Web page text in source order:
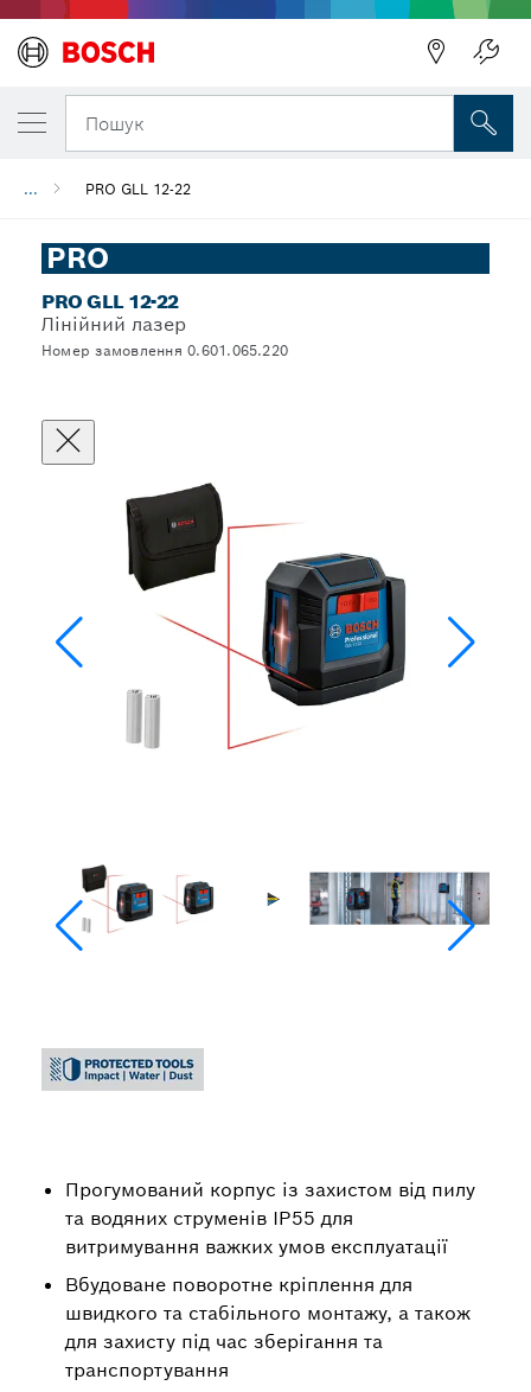
Пошук
... PRO GLL 12-22
PRO
PRO GLL 12-22
Лінійний лазер
Номер замовлення 0.601.065.220
Прогумований корпус із захистом від пилу
та водяних струменів IP55 для
витримування важких умов експлуатації
Вбудоване поворотне кріплення для
швидкого та стабільного монтажу, а також
для захисту під час зберігання та
транспортування